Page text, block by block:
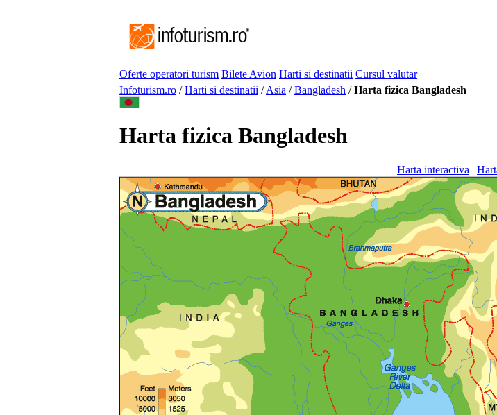
Oferte operatori turism Bilete Avion Harti si destinatii Cursul valutar
Infoturism.ro /Harti si destinatii /Asia /Bangladesh /Harta fizica Bangladesh
Harta fizica Bangladesh
Harta interactiva |